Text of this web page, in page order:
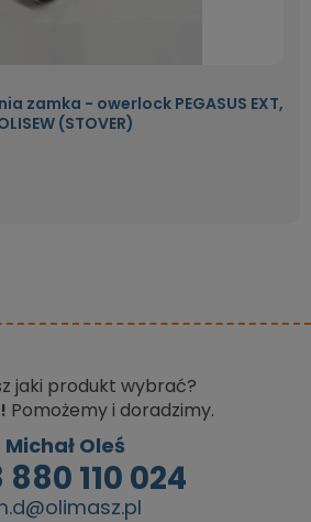
zamka - owerlock PEGASUS EXT,
(STOVER)
jaki produkt wybrać?
Pomożemy i doradzimy.
Michał Oleś
110 024